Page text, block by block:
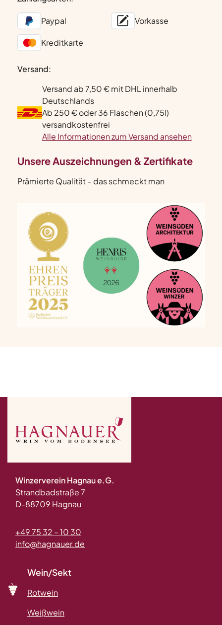
Paypal Vorkasse
Kreditkarte
Versand:
Versand ab 7,50 € mit DHL innerhalb
Deutschlands
Ab 250 € oder 36 Flaschen (0,75l)
versandkostenfrei
Alle Informationen zum Versand ansehen
Unsere Auszeichnungen & Zertifikate
Prämierte Qualität – das schmeckt man
Winzerverein Hagnau e.G.
Strandbadstraße 7
D-88709 Hagnau
+49 75 32 – 10 30
info@hagnauer.de
Wein/Sekt
Rotwein
Weißwein